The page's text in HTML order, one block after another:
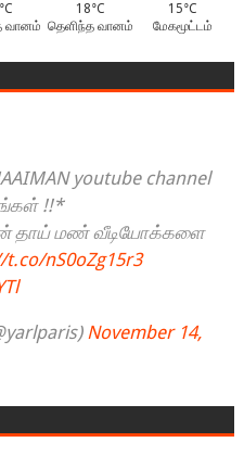
வானம்
18°C
தெளிந்த வானம்
15°C
மேகமூட்டம்
youtube channel
!!*
தாய் மண் வீடியோக்களை
nS0oZg15r3
November 14,